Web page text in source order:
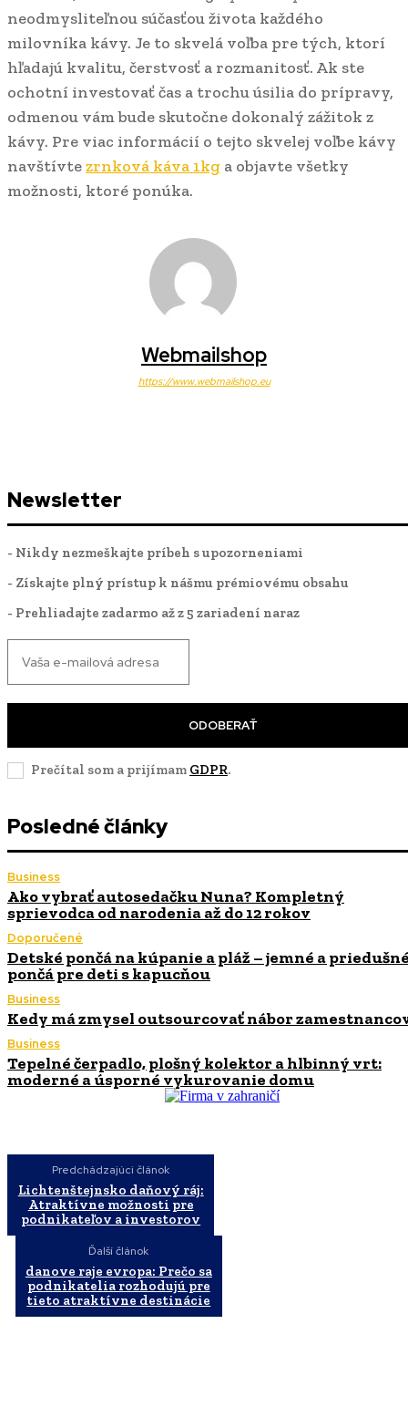
neodmysliteľnou súčasťou života každého
milovníka kávy. Je to skvelá voľba pre tých, ktorí
hľadajú kvalitu, čerstvosť a rozmanitosť. Ak ste
ochotní investovať čas a trochu úsilia do prípravy,
odmenou vám bude skutočne dokonalý zážitok z
kávy. Pre viac informácií o tejto skvelej voľbe kávy
navštívtezrnková káva 1kg a objavte všetky
možnosti, ktoré ponúka.
Webmailshop
https://www.webmailshop.eu
Newsletter
- Nikdy nezmeškajte príbeh s upozorneniami
- Získajte plný prístup k nášmu prémiovému obsahu
- Prehliadajte zadarmo až z 5 zariadení naraz
ODOBERAŤ
Prečítal som a prijímam GDPR.
Posledné články
Business
Ako vybrať autosedačku Nuna? Kompletný
sprievodca od narodenia až do 12 rokov
Doporučené
Detské pončá na kúpanie a pláž – jemné a
pončá pre deti s kapucňou
Business
Kedy má zmysel outsourcovať nábor
Business
Tepelné čerpadlo, plošný kolektor a hlbinný vrt:
moderné a úsporné vykurovanie domu
Predchádzajúci článok
Lichtenštejnsko daňový ráj:
Atraktívne možnosti pre
podnikateľov a investorov
Ďalší článok
danove raje evropa: Prečo sa
podnikatelia rozhodujú pre
tieto atraktívne destinácie